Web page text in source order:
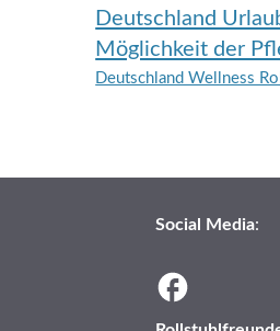
Deutschland
Möglichkeit der
Deutschland Wellness
Social Media: